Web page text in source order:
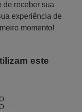
de receber sua
experiência de
momento!
este